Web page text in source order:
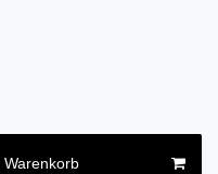
Warenkorb